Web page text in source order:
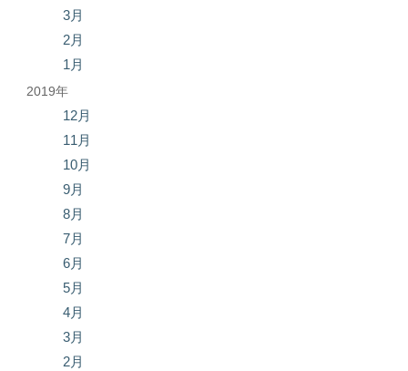
3月
2月
1月
2019年
12月
11月
10月
9月
8月
7月
6月
5月
4月
3月
2月